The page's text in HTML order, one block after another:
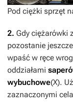
Pod ciężki sprzęt
2. Gdy ciężarówki
pozostanie
wpaść w ręce
oddziałami
wybuchowe(X).
zaznaczonymi